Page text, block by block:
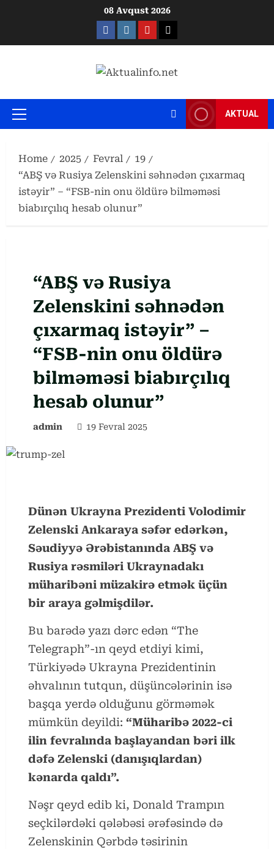
08 Avqust 2026
FacebookInstagram
Youtube
X
Primary
AKTUAL
Home 2025 Fevral
19
“ABŞ və Rusiya Zelenskini səhnədən çıxarmaq
istəyir” – “FSB-nin onu öldürə bilməməsi
biabırçılıq hesab olunur”
“ABŞ və Rusiya
Zelenskini səhnədən
çıxarmaq istəyir” –
“FSB-nin onu öldürə
bilməməsi biabırçılıq
hesab olunur”
admin 19 Fevral 2025
Dünən Ukrayna Prezidenti Volodimir
Zelenski Ankaraya səfər edərkən,
Səudiyyə Ərəbistanında ABŞ və
Rusiya rəsmiləri Ukraynadakı
müharibəni müzakirə etmək üçün
bir araya gəlmişdilər.
Bu barədə yazı dərc edən “The
Telegraph”-ın qeyd etdiyi kimi,
Türkiyədə Ukrayna Prezidentinin
əhvalının tutqun, düşüncələrinin isə
başqa yerdə olduğunu görməmək
mümkün deyildi: “Müharibə 2022-ci
ilin fevralında başlayandan bəri ilk
dəfə Zelenski (danışıqlardan)
kənarda qaldı”.
Nəşr qeyd edib ki, Donald Trampın
seçkilərdəki qələbəsi ərəfəsində də
Zelenskinin Qərbdə təsirinin